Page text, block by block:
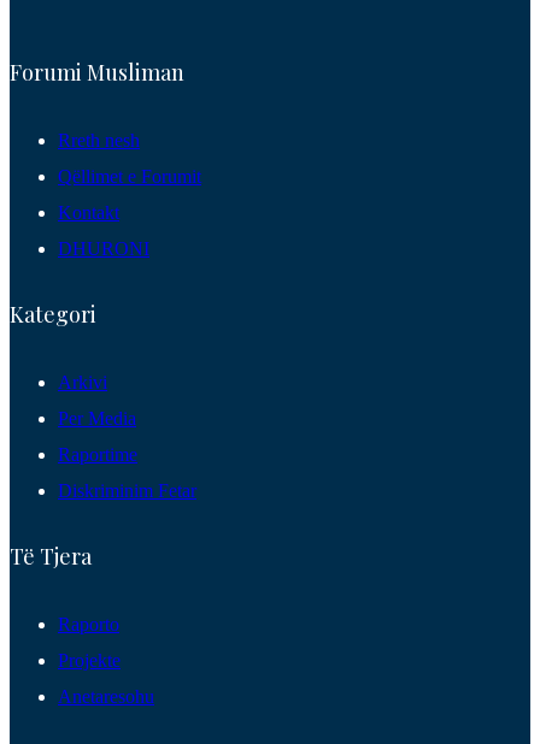
Forumi Musliman
Rreth nesh
Qëllimet e Forumit
Kontakt
DHURONI
Kategori
Arkivi
Per Media
Raportime
Diskriminim Fetar
Të Tjera
Raporto
Projekte
Anetaresohu